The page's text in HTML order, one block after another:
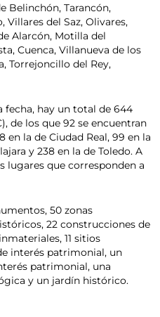
Belinchón, Tarancón,
Villares del Saz, Olivares,
Alarcón, Motilla del
Cuenca, Villanueva de los
Torrejoncillo del Rey,
fecha, hay un total de 644
de los que 92 se encuentran
en la de Ciudad Real, 99 en la
y 238 en la de Toledo. A
lugares que corresponden a
50 zonas
22 construcciones de
11 sitios
interés patrimonial, un
patrimonial, una
y un jardín histórico.